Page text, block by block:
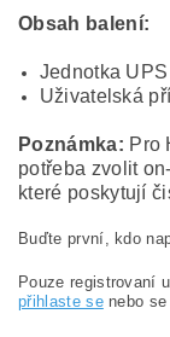
Obsah balení:
Jednotka
Uživatelská
Poznámka: Pro
potřeba zvolit
které poskytují
Buďte první, kdo
Pouze registrovaní
přihlaste senebo se